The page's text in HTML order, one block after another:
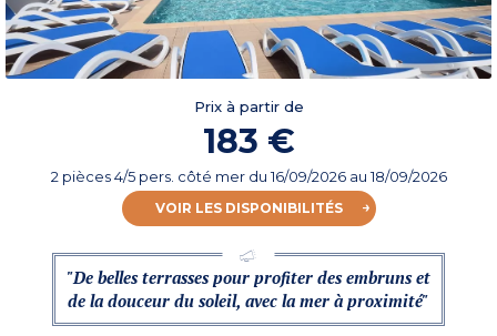
Prix à partir de
183 €
2 pièces 4/5 pers. côté mer du16/09/2026au 18/09/2026
VOIR LES DISPONIBILITÉS
"De belles terrasses pour profiter des embruns et
de la douceur du soleil, avec la mer à proximité"